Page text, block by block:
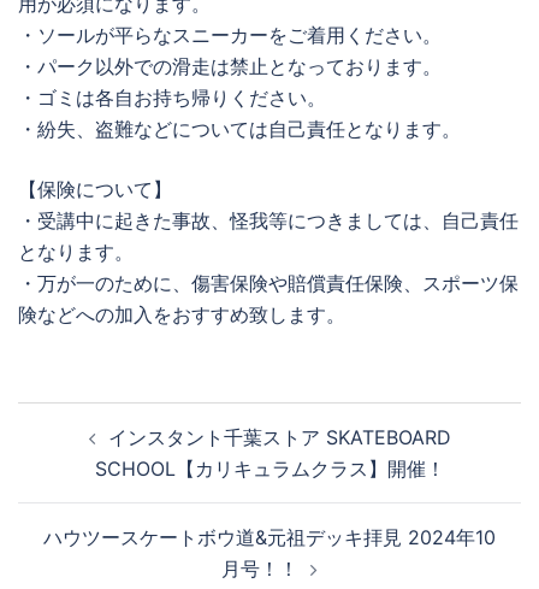
・ソールが平らなスニーカーをご着用ください。
・パーク以外での滑走は禁止となっております。
・ゴミは各自お持ち帰りください。
・紛失、盗難などについては自己責任となります。
【保険について】
・受講中に起きた事故、怪我等につきましては、自己責任
となります。
・万が一のために、傷害保険や賠償責任保険、スポーツ保
険などへの加入をおすすめ致します。
ゲ
インスタント千葉ストア SKATEBOARD
SCHOOL【カリキュラムクラス】開催！
ハウツースケートボウ道&元祖デッキ拝見 2024年10
月号！！